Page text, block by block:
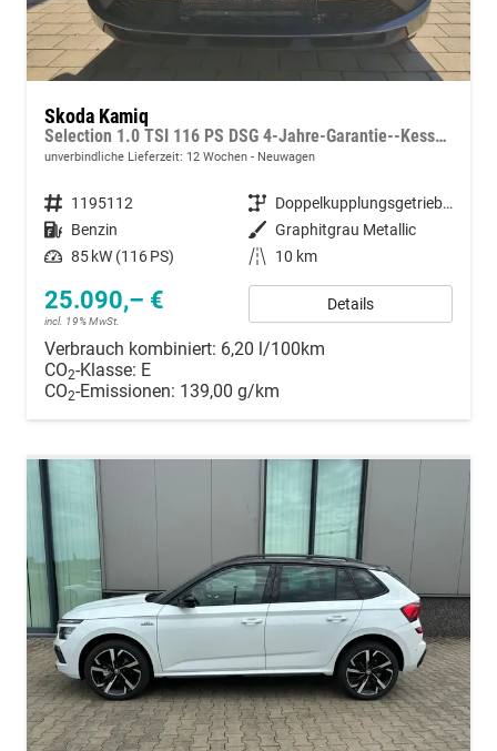
Skoda Kamiq
Selection 1.0 TSI 116 PS DSG 4-Jahre-Garantie--Kessy-16" Alu-2-Zonen-Climatronic-Tempomat-LED-AppleCarPlay-AndroidAuto-Rückfahrkamera-2xPDC
unverbindliche Lieferzeit: 12 Wochen Neuwagen
Fahrzeugnummer 1195112 Getriebe
Doppelkupplungsgetriebe (DSG)
Kraftstoff Benzin Außenfarbe Graphitgrau Metallic
Leistung 85 kW (116 PS) Kilometerstand 10 km
25.090,– €
incl. 19% MwSt.
Details
Verbrauch kombiniert: 6,20 l/100km
CO2-Klasse: E
CO2-Emissionen: 139,00 g/km